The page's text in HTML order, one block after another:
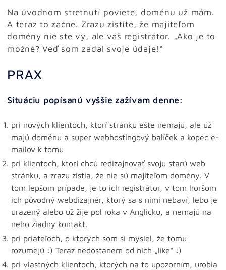
Na úvodnom stretnutí poviete, doménu už mám.
A teraz to začne. Zrazu zistíte, že majiteľom
domény nie ste vy, ale váš registrátor. „Ako je to
možné? Veď som zadal svoje údaje!“
PRAX
Situáciu popísanú vyššie zažívam denne:
pri nových klientoch, ktorí stránku ešte nemajú, ale už
majú doménu a super webhostingový balíček a kopec e-
mailov k tomu
pri klientoch, ktorí chcú redizajnovať svoju starú web
stránku, a zrazu zistia, že nie sú majiteľom domény. V
tom lepšom prípade, je to ich registrátor, v tom horšom
ich pôvodný webdizajnér, ktorý sa s nimi nebaví, lebo je
urazený alebo už žije pol roka v Anglicku, a nemajú na
neho žiadny kontakt.
pri priateľoch, o ktorých som si myslel, že tomu
rozumejú :) Teraz nedostanem od nich „like“ :)
pri vlastných klientoch, ktorých na to upozorním, urobia